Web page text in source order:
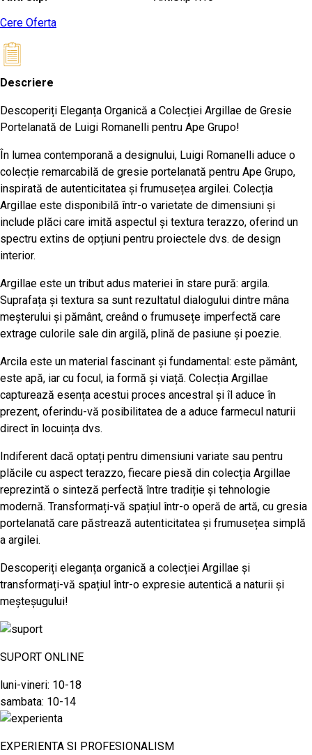
Cere Oferta
Descriere
Descoperiți Eleganța Organică a Colecției Argillae de Gresie
Portelanată de Luigi Romanelli pentru Ape Grupo!
În lumea contemporană a designului, Luigi Romanelli aduce o
colecție remarcabilă de gresie portelanată pentru Ape Grupo,
inspirată de autenticitatea și frumusețea argilei. Colecția
Argillae este disponibilă într-o varietate de dimensiuni și
include plăci care imită aspectul și textura terazzo, oferind un
spectru extins de opțiuni pentru proiectele dvs. de design
interior.
Argillae este un tribut adus materiei în stare pură: argila.
Suprafața și textura sa sunt rezultatul dialogului dintre mâna
meșterului și pământ, creând o frumusețe imperfectă care
extrage culorile sale din argilă, plină de pasiune și poezie.
Arcila este un material fascinant și fundamental: este pământ,
este apă, iar cu focul, ia formă și viață. Colecția Argillae
capturează esența acestui proces ancestral și îl aduce în
prezent, oferindu-vă posibilitatea de a aduce farmecul naturii
direct în locuința dvs.
Indiferent dacă optați pentru dimensiuni variate sau pentru
plăcile cu aspect terazzo, fiecare piesă din colecția Argillae
reprezintă o sinteză perfectă între tradiție și tehnologie
modernă. Transformați-vă spațiul într-o operă de artă, cu gresia
portelanată care păstrează autenticitatea și frumusețea simplă
a argilei.
Descoperiți eleganța organică a colecției Argillae și
transformați-vă spațiul într-o expresie autentică a naturii și
meșteșugului!
SUPORT ONLINE
luni-vineri: 10-18
sambata: 10-14
EXPERIENTA SI PROFESIONALISM